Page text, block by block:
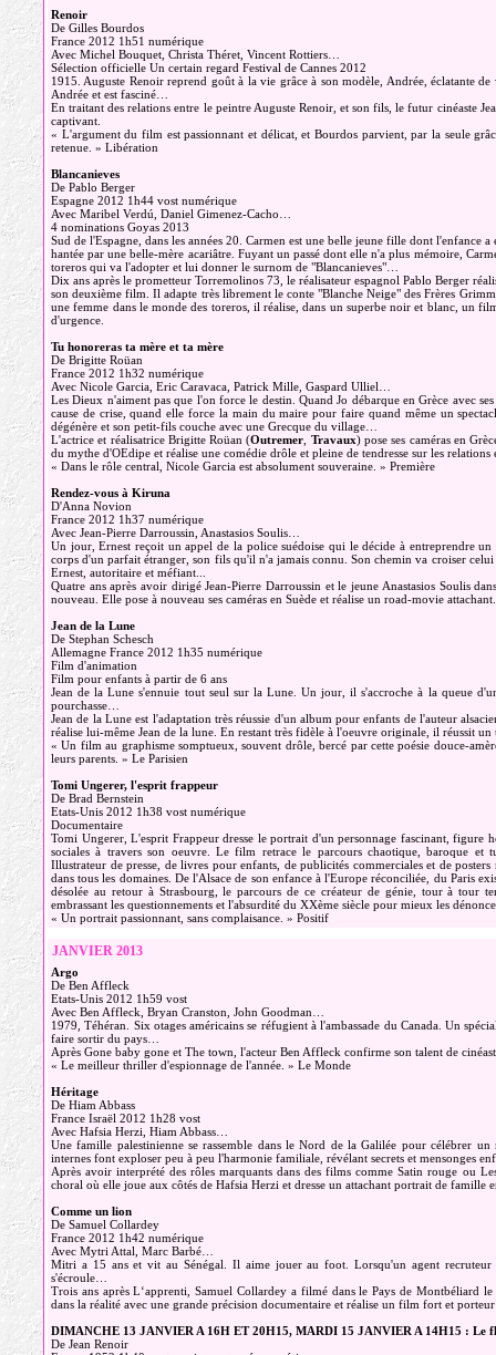
Renoir
De Gilles Bourdos
France 2012 1h51 numérique
Avec Michel Bouquet, Christa Théret, Vincent Rottiers…
Sélection officielle Un certain regard Festival de Cannes 2012
1915. Auguste Renoir reprend goût à la vie grâce à son modèle, Andrée, éclatante
Andrée et est fasciné…
En traitant des relations entre le peintre Auguste Renoir, et son fils, le futur cinéaste
captivant.
« L'argument du film est passionnant et délicat, et Bourdos parvient, par la seule
retenue. » Libération
Blancanieves
De Pablo Berger
Espagne 2012 1h44 vost numérique
Avec Maribel Verdú, Daniel Gimenez-Cacho…
4 nominations Goyas 2013
Sud de l'Espagne, dans les années 20. Carmen est une belle jeune fille dont l'enfance a
hantée par une belle-mère acariâtre. Fuyant un passé dont elle n'a plus mémoire,
toreros qui va l'adopter et lui donner le surnom de "Blancanieves"…
Dix ans après le prometteur Torremolinos 73, le réalisateur espagnol Pablo Berger
son deuxième film. Il adapte très librement le conte "Blanche Neige" des Frères
une femme dans le monde des toreros, il réalise, dans un superbe noir et blanc, un
d'urgence.
Tu honoreras ta mère et ta mère
De Brigitte Roüan
France 2012 1h32 numérique
Avec Nicole Garcia, Eric Caravaca, Patrick Mille, Gaspard Ulliel…
Les Dieux n'aiment pas que l'on force le destin. Quand Jo débarque en Grèce avec
cause de crise, quand elle force la main du maire pour faire quand même un
dégénère et son petit-fils couche avec une Grecque du village…
L'actrice et réalisatrice Brigitte Roüan (Outremer Travaux) pose ses caméras en
du mythe d'OEdipe et réalise une comédie drôle et pleine de tendresse sur les relations
« Dans le rôle central, Nicole Garcia est absolument souveraine. » Première
Rendez-vous à Kiruna
D'Anna Novion
France 2012 1h37 numérique
Avec Jean-Pierre Darroussin, Anastasios Soulis…
Un jour, Ernest reçoit un appel de la police suédoise qui le décide à entreprendre
corps d'un parfait étranger, son fils qu'il n'a jamais connu. Son chemin va croiser
Ernest, autoritaire et méfiant...
Quatre ans après avoir dirigé Jean-Pierre Darroussin et le jeune Anastasios Soulis
nouveau. Elle pose à nouveau ses caméras en Suède et réalise un road-movie attachant.
Jean de la Lune
De Stephan Schesch
Allemagne France 2012 1h35 numérique
Film d'animation
Film pour enfants à partir de 6 ans
Jean de la Lune s'ennuie tout seul sur la Lune. Un jour, il s'accroche à la queue
pourchasse…
Jean de la Lune est l'adaptation très réussie d'un album pour enfants de l'auteur
réalise lui-même Jean de la lune. En restant très fidèle à l'oeuvre originale, il réussit un
« Un film au graphisme somptueux, souvent drôle, bercé par cette poésie douce-
leurs parents. » Le Parisien
Tomi Ungerer, l'esprit frappeur
De Brad Bernstein
Etats-Unis 2012 1h38 vost numérique
Documentaire
Tomi Ungerer, L'esprit Frappeur dresse le portrait d'un personnage fascinant, figure
sociales à travers son oeuvre. Le film retrace le parcours chaotique, baroque et
Illustrateur de presse, de livres pour enfants, de publicités commerciales et de
dans tous les domaines. De l'Alsace de son enfance à l'Europe réconciliée, du Paris
désolée au retour à Strasbourg, le parcours de ce créateur de génie, tour à tour
embrassant les questionnements et l'absurdité du XXème siècle pour mieux les
« Un portrait passionnant, sans complaisance. » Positif
JANVIER 2013
Argo
De Ben Affleck
Etats-Unis 2012 1h59 vost
Avec Ben Affleck, Bryan Cranston, John Goodman…
1979, Téhéran. Six otages américains se réfugient à l'ambassade du Canada. Un
faire sortir du pays…
Après Gone baby gone et The town, l'acteur Ben Affleck confirme son talent de
« Le meilleur thriller d'espionnage de l'année. » Le Monde
Héritage
De Hiam Abbass
France Israël 2012 1h28 vost
Avec Hafsia Herzi, Hiam Abbass…
Une famille palestinienne se rassemble dans le Nord de la Galilée pour célébrer
internes font exploser peu à peu l'harmonie familiale, révélant secrets et mensonges
Après avoir interprété des rôles marquants dans des films comme Satin rouge ou
choral où elle joue aux côtés de Hafsia Herzi et dresse un attachant portrait de famille
Comme un lion
De Samuel Collardey
France 2012 1h42 numérique
Avec Mytri Attal, Marc Barbé…
Mitri a 15 ans et vit au Sénégal. Il aime jouer au foot. Lorsqu'un agent
s'écroule…
Trois ans après L‘apprenti, Samuel Collardey a filmé dans le Pays de Montbéliard
dans la réalité avec une grande précision documentaire et réalise un film fort et
DIMANCHE 13 JANVIER A 16H ET 20H15, MARDI 15 JANVIER A 14H15 : Le
De Jean Renoir